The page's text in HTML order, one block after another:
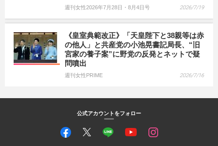
週刊女性2026年7月28日・8月4日号 2026/7/19
《皇室典範改正》「天皇陛下と38親等は赤
の他人」と共産党の小池晃書記局長、“旧
宮家の養子案”に野党の反発とネットで疑
問噴出
週刊女性PRIME 2026/7/16
公式アカウントをフォロー